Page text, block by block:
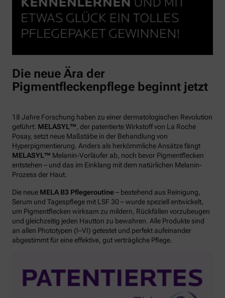
Die neue Ära der
Pigmentfleckenpflege beginnt jetzt
18 Jahre Forschung haben zu einer dermatologischen Revolution
geführt: MELASYL™ , der patentierte Wirkstoff von La Roche
Posay, setzt neue Maßstäbe in der Behandlung von
Hyperpigmentierung. Anders als herkömmliche Ansätze fängt
MELASYL™ Melanin-Vorläufer ab, noch bevor Pigmentflecken
entstehen – und das im Einklang mit dem natürlichen Melanin-
Prozess der Haut.
Die neue MELA B3 Pflegeroutine– bestehend aus Reinigung,
Serum und Tagespflege mit LSF 30 – wurde speziell entwickelt,
um Pigmentflecken wirksam zu mildern, Rückfällen vorzubeugen
und gleichzeitig jeden Hautton zu bewahren. Alle Produkte sind
an allen Phototypen (I–VI) getestet und perfekt aufeinander
abgestimmt für eine effektive, gut verträgliche Pflege.